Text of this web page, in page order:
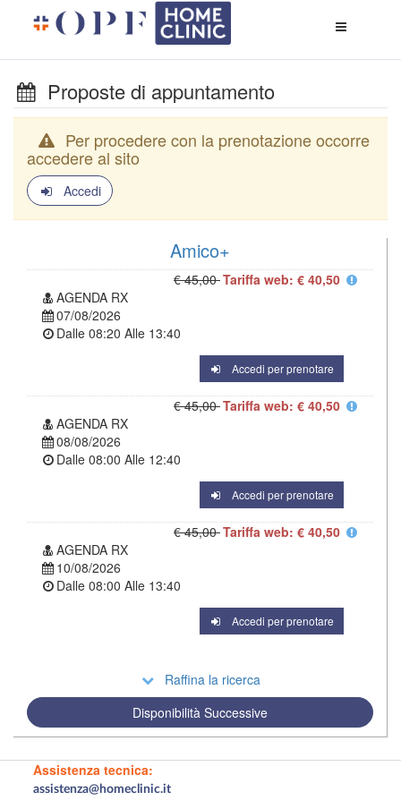
di
Proposte di appuntamento
Per procedere con la prenotazione occorre
accedere al sito
Accedi
Amico+
€ 45,00Tariffa web: € 40,50
AGENDA RX
07/08/2026
Dalle 08:20 Alle 13:40
Accedi per prenotare
€ 45,00Tariffa web: € 40,50
AGENDA RX
08/08/2026
Dalle 08:00 Alle 12:40
Accedi per prenotare
€ 45,00Tariffa web: € 40,50
AGENDA RX
10/08/2026
Dalle 08:00 Alle 13:40
Accedi per prenotare
Raffina la ricerca
Disponibilità Successive
Assistenza tecnica:
assistenza@homeclinic.it